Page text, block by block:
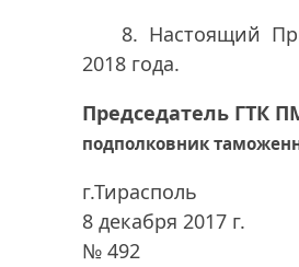
8. Настоящий
2018 года.
Председатель ГТК
подполковник
г.Тирасполь
8 декабря 2017 г.
№ 492